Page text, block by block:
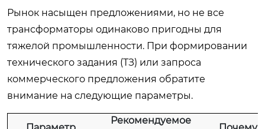
Рынок насыщен предложениями, но не все
трансформаторы одинаково пригодны для
тяжелой промышленности. При формировании
технического задания (ТЗ) или запроса
коммерческого предложения обратите
внимание на следующие параметры.
Рекомендуемое